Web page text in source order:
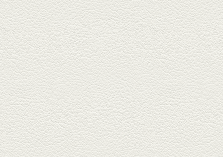
2026年2月20日放送
1000円で飲めますｾｯﾄ＆
至福のﾊﾑｶﾂ など
東区の健軍電停のそば『居酒屋
食堂いしばしさん家』は、賑や
かでお...
2026年1月30日放送
焼き餃子＆海老チリ
栄通りの路地奥、隠れ家的な店
『富富飯店 新市街酒家』へ。２
階に...
2026年1月9日放送